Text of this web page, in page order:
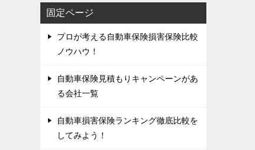
固定ページ
プロが考える自動車保険損害保険比較
ノウハウ！
自動車保険見積もりキャンペーンがあ
る会社一覧
自動車損害保険ランキング徹底比較を
してみよう！